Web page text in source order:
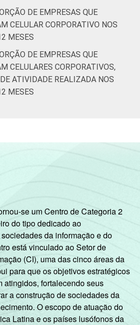
Artes, cultura,
esporte e
recreação;
outras
atividades de
serviços
empresas com 10 ou mais
DE EMPRESAS QUE
CELULAR CORPORATIVO NOS
MESES
DE EMPRESAS QUE
CELULARES CORPORATIVOS,
ATIVIDADE REALIZADA NOS
MESES
se um Centro de Categoria 2
do tipo dedicado ao
da informação e do
está vinculado ao Setor de
(CI), uma das cinco áreas da
para que os objetivos estratégicos
atingidos, fortalecendo seus
a construção de sociedades da
O escopo de atuação do
Latina e os países lusófonos da